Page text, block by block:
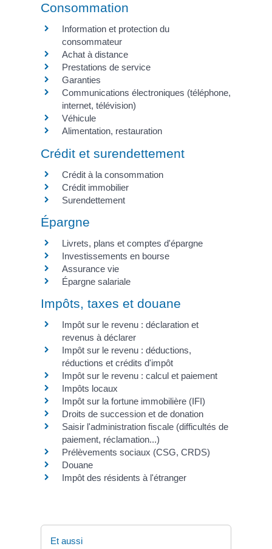
Consommation
Information et protection du
consommateur
Achat à distance
Prestations de service
Garanties
Communications électroniques (téléphone,
internet, télévision)
Véhicule
Alimentation, restauration
Crédit et surendettement
Crédit à la consommation
Crédit immobilier
Surendettement
Épargne
Livrets, plans et comptes d'épargne
Investissements en bourse
Assurance vie
Épargne salariale
Impôts, taxes et douane
Impôt sur le revenu : déclaration et
revenus à déclarer
Impôt sur le revenu : déductions,
réductions et crédits d'impôt
Impôt sur le revenu : calcul et paiement
Impôts locaux
Impôt sur la fortune immobilière (IFI)
Droits de succession et de donation
Saisir l'administration fiscale (difficultés de
paiement, réclamation...)
Prélèvements sociaux (CSG, CRDS)
Douane
Impôt des résidents à l'étranger
Et aussi